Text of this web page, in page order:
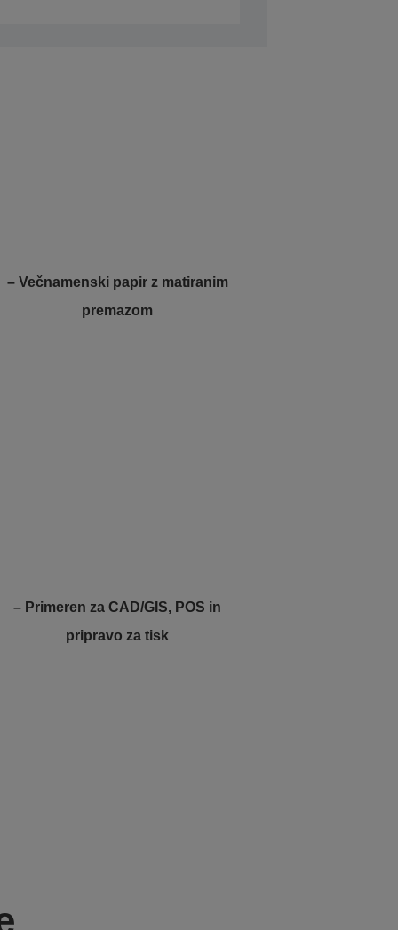
– Večnamenski papir z matiranim
premazom
– Primeren za CAD/GIS, POS in
pripravo za tisk